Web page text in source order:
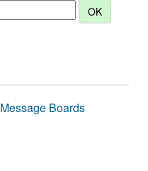
Message Boards